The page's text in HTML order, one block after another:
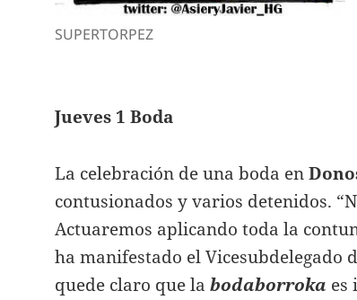
SUPERTORPEZ
Jueves 1 Boda
La celebración de una boda en
contusionados y varios detenidos.
Actuaremos aplicando toda la
ha manifestado el Vicesubdelegado
quede claro que la bodaborroka es